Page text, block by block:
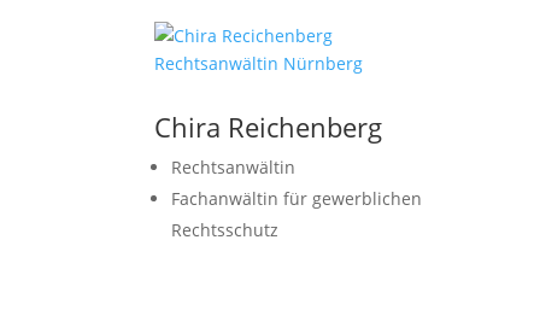
Chira Reichenberg
Rechtsanwältin
Fachanwältin für gewerblichen
Rechtsschutz